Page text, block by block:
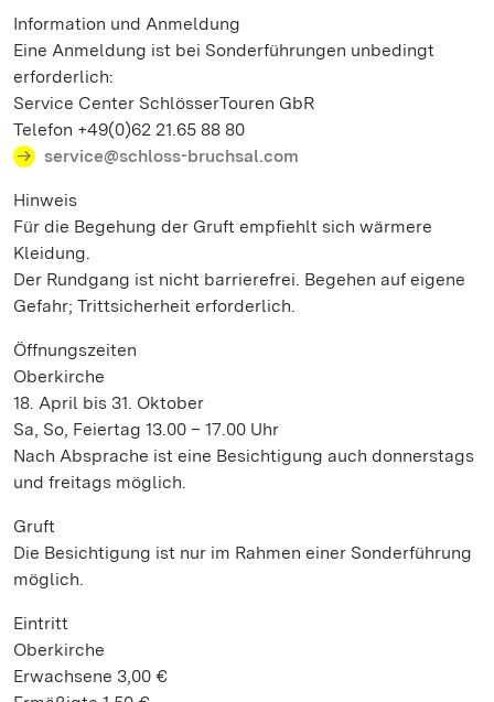
Information und Anmeldung
Eine Anmeldung ist bei Sonderführungen unbedingt
erforderlich:
Service Center SchlösserTouren GbR
Telefon +49(0)62 21.65 88 80
service@schloss-bruchsal.com
Hinweis
Für die Begehung der Gruft empfiehlt sich wärmere
Kleidung.
Der Rundgang ist nicht barrierefrei. Begehen auf eigene
Gefahr; Trittsicherheit erforderlich.
Öffnungszeiten
Oberkirche
18. April bis 31. Oktober
Sa, So, Feiertag 13.00 – 17.00 Uhr
Nach Absprache ist eine Besichtigung auch donnerstags
und freitags möglich.
Gruft
Die Besichtigung ist nur im Rahmen einer Sonderführung
möglich.
Eintritt
Oberkirche
Erwachsene 3,00 €